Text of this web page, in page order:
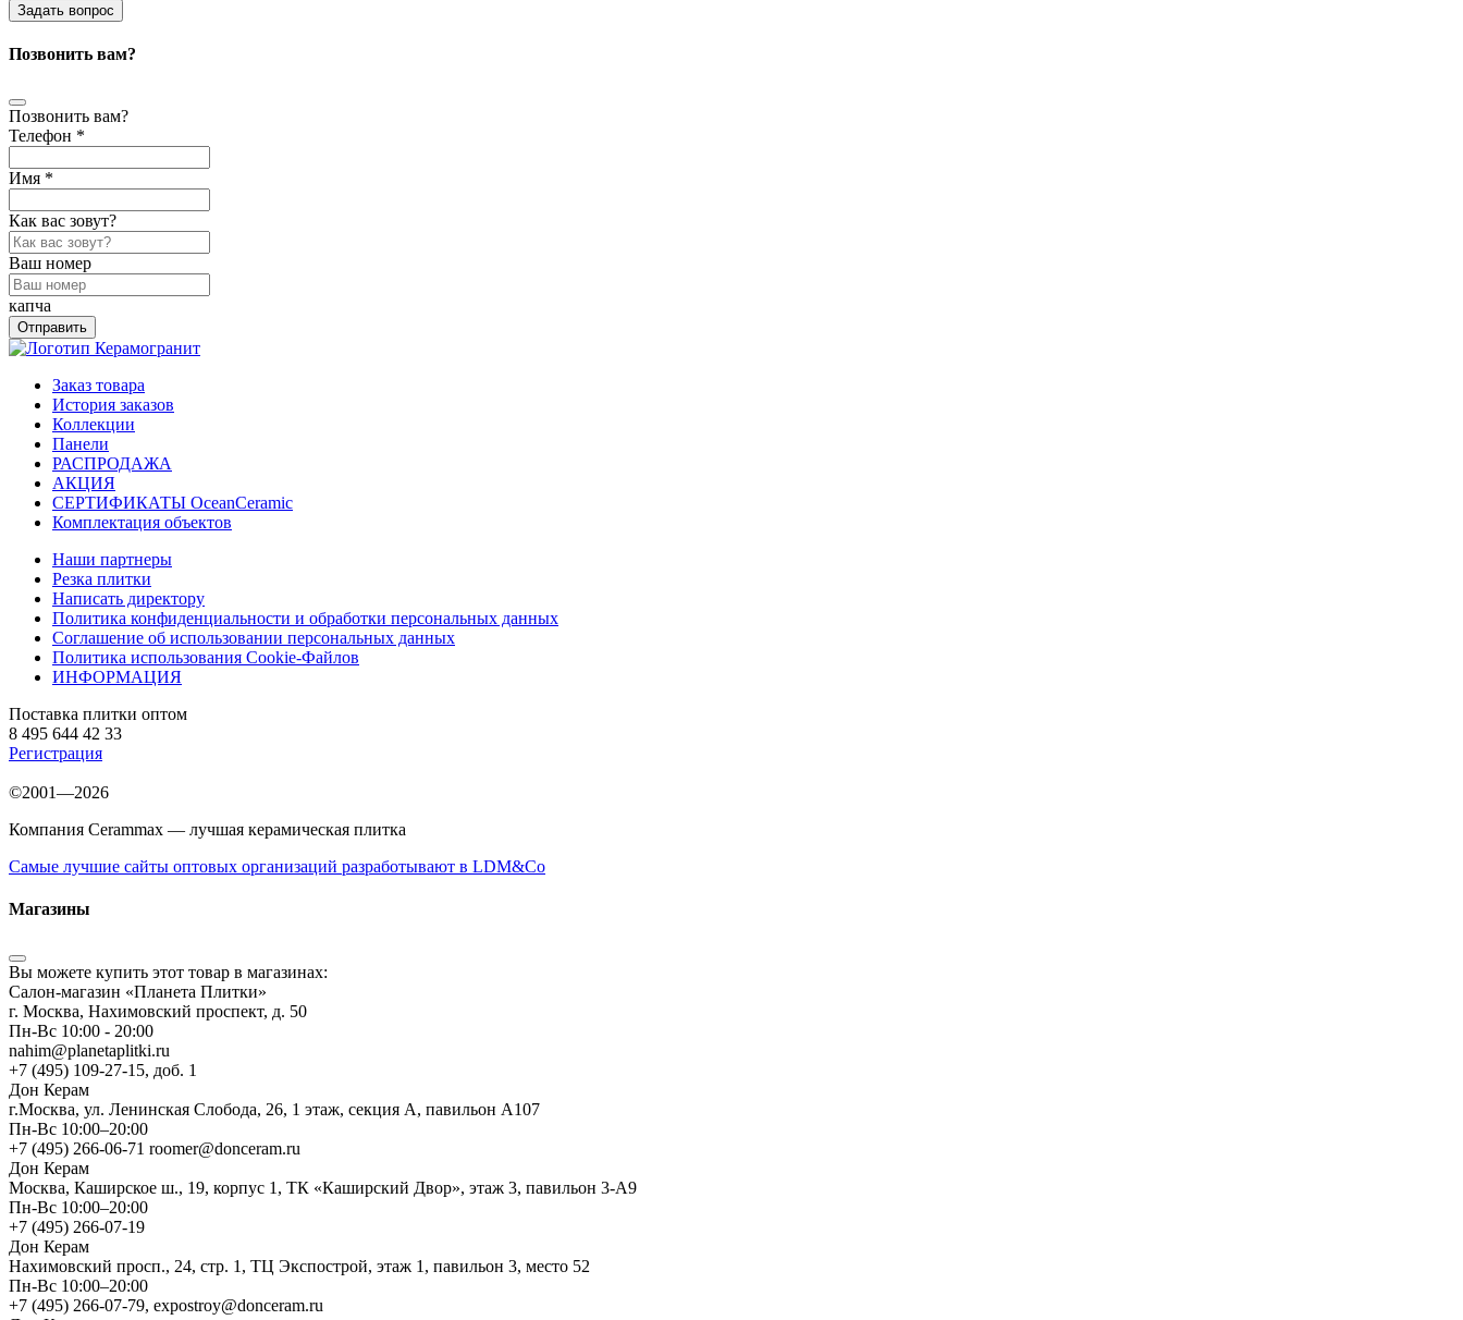
Задать вопрос
Позвонить вам?
Позвонить вам?
Телефон *
Имя *
Как вас зовут?
Ваш номер
капча
Отправить
Заказ товара
История заказов
Коллекции
Панели
РАСПРОДАЖА
АКЦИЯ
СЕРТИФИКАТЫ OceanCeramic
Комплектация объектов
Наши партнеры
Резка плитки
Написать директору
Политика конфиденциальности и обработки персональных данных
Соглашение об использовании персональных данных
Политика использования Cookie-Файлов
ИНФОРМАЦИЯ
Поставка плитки оптом
8 495 644 42 33
Регистрация
©2001—2026
Компания Cerammax — лучшая керамическая плитка
Самые лучшие сайты оптовых организаций разработывают в LDM&Co
Магазины
Вы можете купить этот товар в магазинах:
Салон-магазин «Планета Плитки»
г. Москва, Нахимовский проспект, д. 50
Пн-Вс 10:00 - 20:00
nahim@planetaplitki.ru
+7 (495) 109-27-15, доб. 1
Дон Керам
г.Москва, ул. Ленинская Слобода, 26, 1 этаж, секция А, павильон А107
Пн-Вс 10:00–20:00
+7 (495) 266-06-71 roomer@donceram.ru
Дон Керам
Москва, Каширское ш., 19, корпус 1, ТК «Каширский Двор», этаж 3, павильон 3-А9
Пн-Вс 10:00–20:00
+7 (495) 266-07-19
Дон Керам
Нахимовский просп., 24, стр. 1, ТЦ Экспострой, этаж 1, павильон 3, место 52
Пн-Вс 10:00–20:00
+7 (495) 266-07-79, expostroy@donceram.ru